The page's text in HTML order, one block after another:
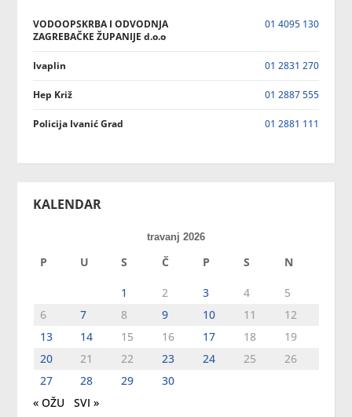
VODOOPSKRBA I ODVODNJA
ZAGREBAČKE ŽUPANIJE d.o.o
01 4095 130
Ivaplin 01 2831 270
Hep Križ 01 2887 555
Policija Ivanić Grad 01 2881 111
KALENDAR
travanj 2026
P U S Č P S N
1 2 3 4
5
6
7 8 9 10 11
12
13
14 15 16 17 18
19
20
21 22 23 24 25
26
27
28 29
30
« OŽU
SVI »